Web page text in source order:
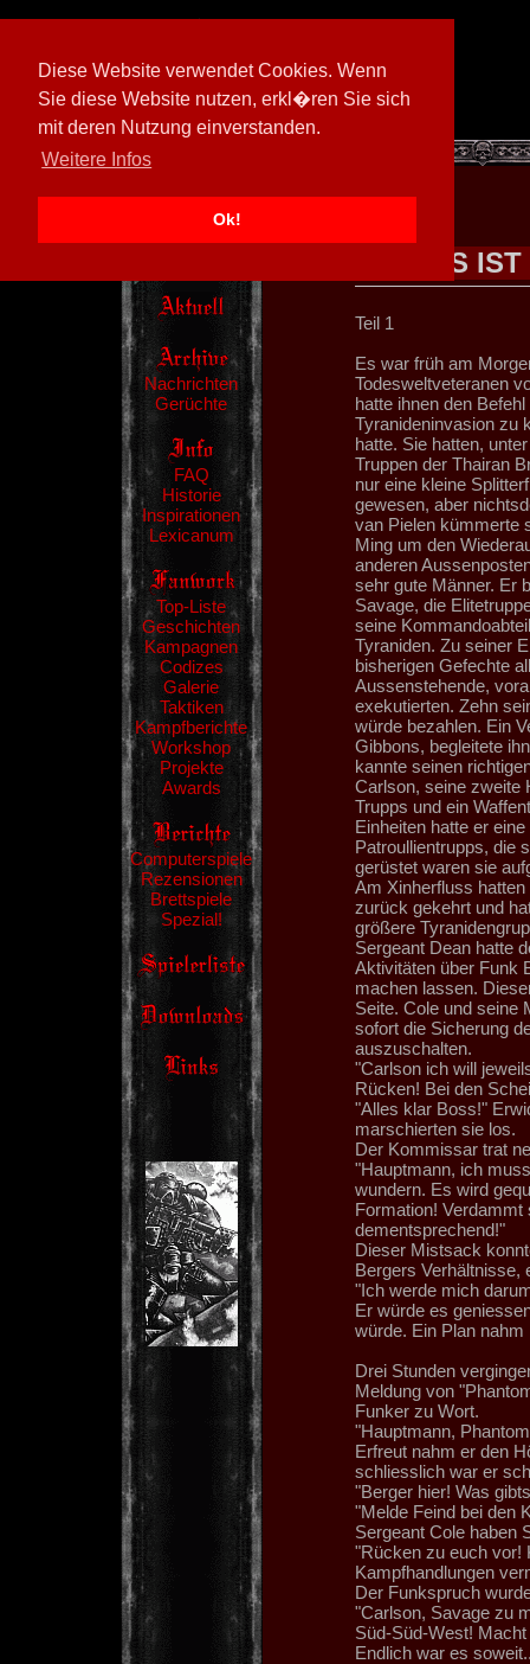
Diese Website verwendet Cookies. Wenn
Sie diese Website nutzen, erkl�ren Sie sich
mit deren Nutzung einverstanden.
Weitere Infos
Ok!
[ 602026/M3]
Nachrichten
Gerüchte
FAQ
Historie
Inspirationen
Lexicanum
Top-Liste
Geschichten
Kampagnen
Codizes
Galerie
Taktiken
Kampfberichte
Workshop
Projekte
Awards
Computerspiele
Rezensionen
Brettspiele
Spezial!
ES
Teil 1
Es war früh am
Todesweltveteranen
hatte ihnen den
Tyranideninvasion zu
hatte. Sie hatten,
Truppen der Thairan
nur eine kleine
gewesen, aber
van Pielen kümmerte
Ming um den
anderen
sehr gute Männer. Er
Savage, die
seine
Tyraniden. Zu seiner
bisherigen Gefechte
Aussenstehende,
exekutierten. Zehn
würde bezahlen. Ein
Gibbons, begleitete
kannte seinen
Carlson, seine zweite
Trupps und ein
Einheiten hatte er
Patroullientrupps, die
gerüstet waren sie
Am Xinherfluss
zurück gekehrt und
größere
Sergeant Dean hatte
Aktivitäten über Funk
machen lassen.
Seite. Cole und seine
sofort die Sicherung
auszuschalten.
"Carlson ich will
Rücken! Bei den
"Alles klar Boss!"
marschierten sie los.
Der Kommissar trat
"Hauptmann, ich
wundern. Es wird
Formation!
dementsprechend!"
Dieser Mistsack
Bergers Verhältnisse,
"Ich werde mich
Er würde es
würde. Ein Plan
Drei Stunden
Meldung von
Funker zu Wort.
"Hauptmann,
Erfreut nahm er den
schliesslich war er
"Berger hier! Was
"Melde Feind bei den
Sergeant Cole haben
"Rücken zu euch vor!
Kampfhandlungen
Der Funkspruch
"Carlson, Savage zu
Süd-Süd-West!
Endlich war es